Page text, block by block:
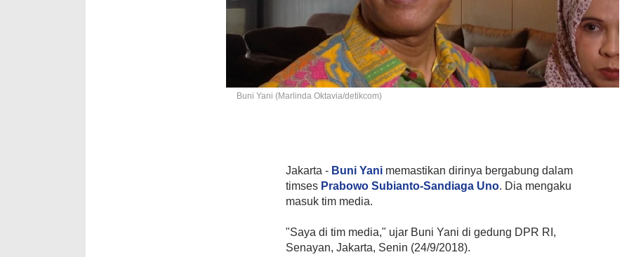
Buni Yani (Marlinda Oktavia/detikcom)
Jakarta - Buni Yani memastikan dirinya bergabung dalam
timses Prabowo Subianto-Sandiaga Uno. Dia mengaku
masuk tim media.
"Saya di tim media," ujar Buni Yani di gedung DPR RI,
Senayan, Jakarta, Senin (24/9/2018).